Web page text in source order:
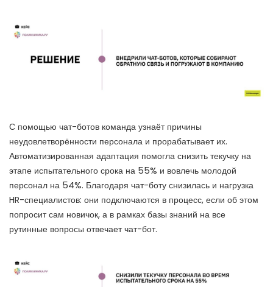
С помощью чат-ботов команда узнаёт причины
неудовлетворённости персонала и прорабатывает их.
Автоматизированная адаптация помогла снизить текучку на
этапе испытательного срока на 55% и вовлечь молодой
персонал на 54%. Благодаря чат-боту снизилась и нагрузка
HR-специалистов: они подключаются в процесс, если об этом
попросит сам новичок, а в рамках базы знаний на все
рутинные вопросы отвечает чат-бот.